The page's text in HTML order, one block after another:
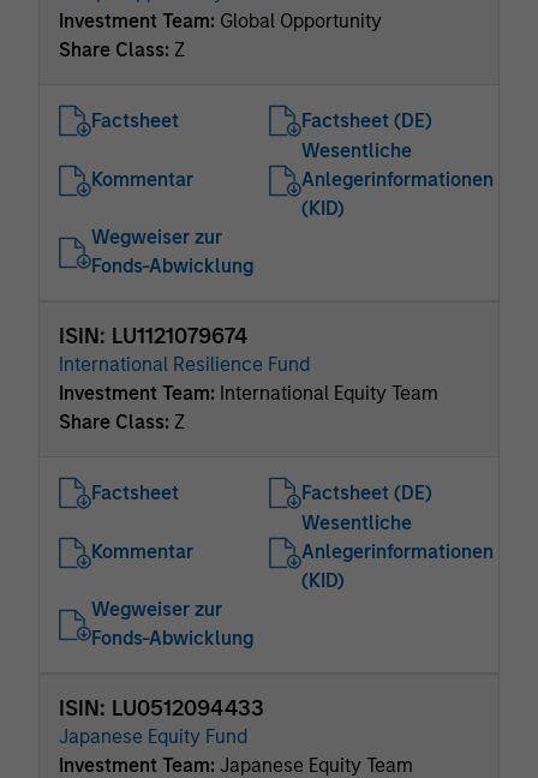
Investment Team: Global Opportunity
Share Class: Z
Factsheet Factsheet (DE)
Kommentar
Wesentliche
Anlegerinformationen
(KID)
Wegweiser zur
Fonds-Abwicklung
ISIN: LU1121079674
International Resilience Fund
Investment Team: International Equity Team
Share Class: Z
Factsheet Factsheet (DE)
Kommentar
Wesentliche
Anlegerinformationen
(KID)
Wegweiser zur
Fonds-Abwicklung
ISIN: LU0512094433
Japanese Equity Fund
Investment Team: Japanese Equity Team